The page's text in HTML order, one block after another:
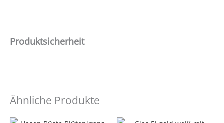
Produktsicherheit
Ähnliche Produkte